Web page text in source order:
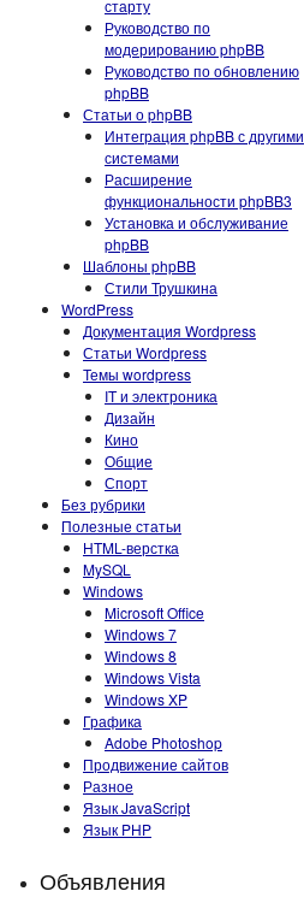
старту
Руководство по
модерированию phpBB
Руководство по обновлению
phpBB
Статьи о phpBB
Интеграция phpBB с другими
системами
Расширение
функциональности phpBB3
Установка и обслуживание
phpBB
Шаблоны phpBB
Стили Трушкина
WordPress
Документация Wordpress
Статьи Wordpress
Темы wordpress
IT и электроника
Дизайн
Кино
Общие
Спорт
Без рубрики
Полезные статьи
HTML-верстка
MySQL
Windows
Microsoft Office
Windows 7
Windows 8
Windows Vista
Windows XP
Графика
Adobe Photoshop
Продвижение сайтов
Разное
Язык JavaScript
Язык PHP
Объявления